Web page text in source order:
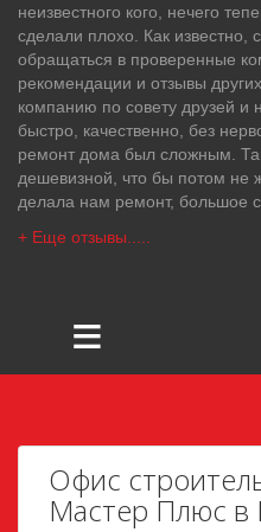
неизвестного кого, нечего
сделали плохо. Как известно,
обращаться в проверенные
рекомендации и отзывы
компанию по совету друзей и
быстро, качественно, без
ремонт дома был сложным.
дешевизной, что бы потом не
делала нам ремонт, большое
+ Еще отзывы.....
≡
Офис
Мастер Плюс в